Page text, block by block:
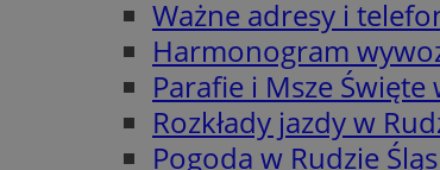
Ważne adresy i
Harmonogram
Parafie i Msze Święte
Rozkłady jazdy w
Pogoda w Rudzie